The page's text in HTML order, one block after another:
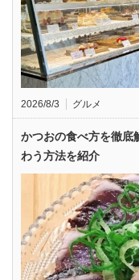
2026/8/3 グルメ
かつおの食べ方を徹底
わう方法を紹介